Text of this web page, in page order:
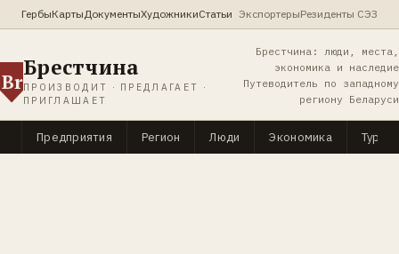
ГербыКартыДокументыХудожникиСтатьи ЭкспортерыРезиденты СЭЗ
Br
Брестчина
ПРОИЗВОДИТ · ПРЕДЛАГАЕТ ·
ПРИГЛАШАЕТ
Брестчина: люди, места,
экономика и наследие
Путеводитель по западному
региону Беларуси
Предприятия Регион Люди Экономика